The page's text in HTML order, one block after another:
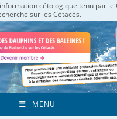
cétologique tenu par le
sur les Cétacés.
MENU